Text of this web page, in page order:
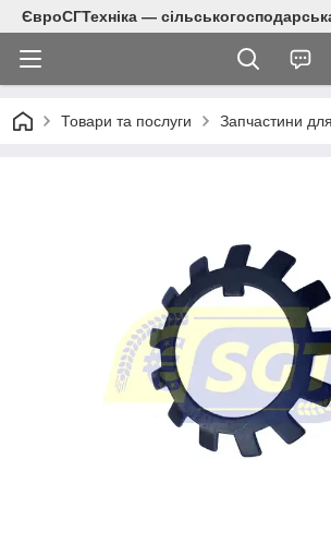
ЄвроСГТехніка —
Товари та послуги Запчастини